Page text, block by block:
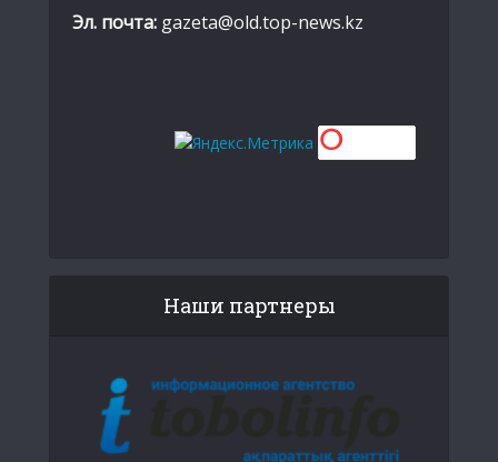
Эл. почта: gazeta@old.top-news.kz
Наши партнеры